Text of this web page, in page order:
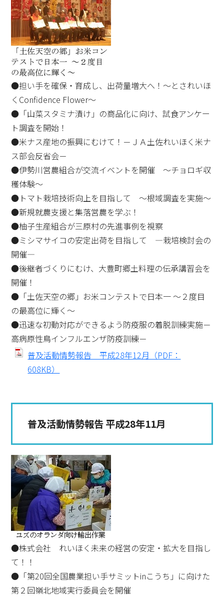
●担い手を確保・育成し、出荷量増大へ！～とされいほ
くConfidence Flower～
●「山菜スタミナ漬け」の商品化に向け、試食アンケー
ト調査を開始！
●米ナス産地の振興にむけて！－ＪＡ土佐れいほく米ナ
ス部会反省会－
●伊勢川営農組合が交流イベントを開催 ～チョロギ収
穫体験～
●トマト栽培技術向上を目指して ～根域調査を実施～
●新規就農支援と集落営農を学ぶ！
●柚子生産組合が三原村の先進事例を視察
●ミシマサイコの安定出荷を目指して ―栽培検討会の
開催―
●後継者づくりにむけ、大豊町郷土料理の伝承講習会を
開催！
●「土佐天空の郷」お米コンテストで日本一 ～２度目
の最高位に輝く～
●迅速な初動対応ができるよう防疫服の着脱訓練実施－
高病原性鳥インフルエンザ防疫訓練－
普及活動情勢報告 平成28年12月（PDF：
608KB）
普及活動情勢報告 平成28年11月
●株式会社 れいほく未来の経営の安定・拡大を目指し
て！！
●「第20回全国農業担い手サミットinこうち」に向けた
第２回嶺北地域実行委員会を開催